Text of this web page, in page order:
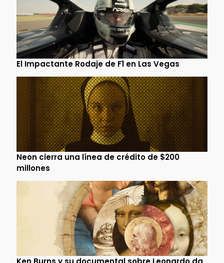
El Impactante Rodaje de F1 en Las Vegas
Neon cierra una línea de crédito de $200
millones